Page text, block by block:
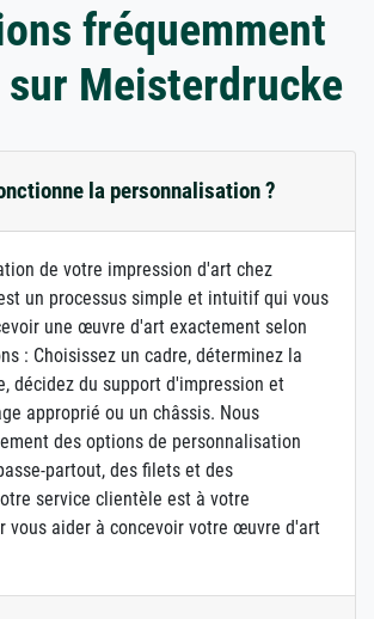
fréquemment
sur Meisterdrucke
la personnalisation ?
de votre impression d'art chez
un processus simple et intuitif qui vous
une œuvre d'art exactement selon
: Choisissez un cadre, déterminez la
décidez du support d'impression et
approprié ou un châssis. Nous
des options de personnalisation
partout, des filets et des
service clientèle est à votre
vous aider à concevoir votre œuvre d'art